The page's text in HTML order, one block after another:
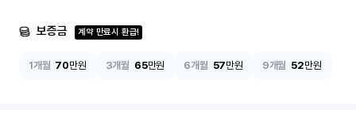
보증금 계약 만료시 환급!
1개월 70만원 3개월 65만원 6개월 57만원 9개월 52만원